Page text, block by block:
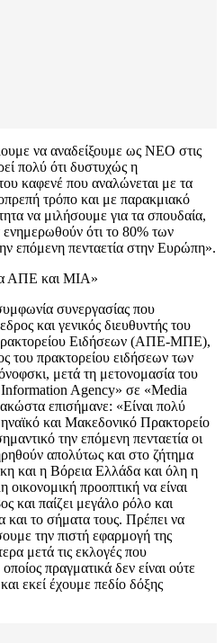
να αναδείξουμε ως ΝΕΟ στις
πολύ ότι δυστυχώς η
καφενέ που αναλώνεται με τα
τρόπο και με παρακμιακό
να μιλήσουμε για τα σπουδαία,
ενημερωθούν ότι το 80% των
επόμενη πενταετία στην Ευρώπη».
ΑΠΕ και ΜΙΑ»
συνεργασίας που
και γενικός διευθυντής του
Ειδήσεων (ΑΠΕ-ΜΠΕ),
του πρακτορείου ειδήσεων των
μετά τη μετονομασία του
Information Agency» σε «Media
επισήμανε: «Είναι πολύ
και Μακεδονικό Πρακτορείο
την επόμενη πενταετία οι
απολύτως και στο ζήτημα
και η Βόρεια Ελλάδα και όλη η
προοπτική να είναι
και παίζει μεγάλο ρόλο και
και το σήματα τους. Πρέπει να
την πιστή εφαρμογή της
μετά τις εκλογές που
πραγματικά δεν είναι ούτε
εκεί έχουμε πεδίο δόξης